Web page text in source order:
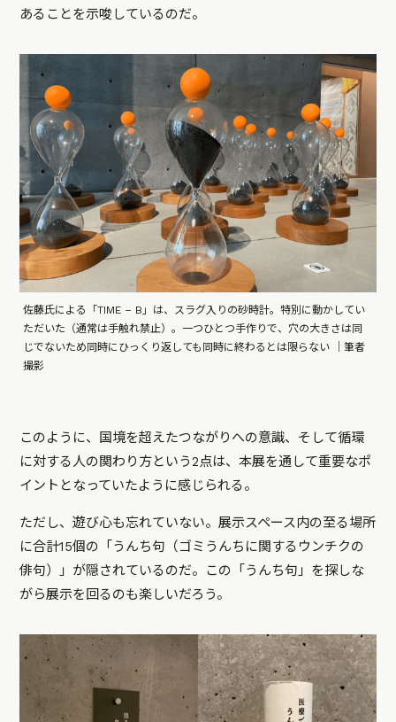
あることを示唆しているのだ。
佐藤氏による「TIME – B」は、スラグ入りの砂時計。特別に動かしてい
ただいた（通常は手触れ禁止）。一つひとつ手作りで、穴の大きさは同
じでないため同時にひっくり返しても同時に終わるとは限らない ｜筆者
撮影
このように、国境を超えたつながりへの意識、そして循環
に対する人の関わり方という2点は、本展を通して重要なポ
イントとなっていたように感じられる。
ただし、遊び心も忘れていない。展示スペース内の至る場所
に合計15個の「うんち句（ゴミうんちに関するウンチクの
俳句）」が隠されているのだ。この「うんち句」を探しな
がら展示を回るのも楽しいだろう。